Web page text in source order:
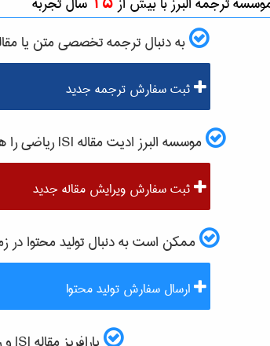
به دنبال ترجمه تخصصی متن یا
ثبت سفارش ترجمه جدید
موسسه البرز ادیت مقاله ISI رياضیرا
ثبت سفارش ویرایش مقاله جدید
ممکن است به دنبال تولید محتوا در
ارسال سفارش تولید محتوا